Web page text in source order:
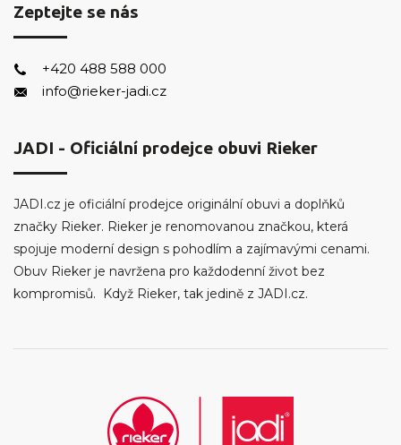
Zeptejte se nás
+420 488 588 000
info@rieker-jadi.cz
JADI - Oficiální prodejce obuvi Rieker
JADI.cz je oficiální prodejce originální obuvi a doplňků
značky Rieker. Rieker je renomovanou značkou, která
spojuje moderní design s pohodlím a zajímavými cenami.
Obuv Rieker je navržena pro každodenní život bez
kompromisů. Když Rieker, tak jedině z JADI.cz.